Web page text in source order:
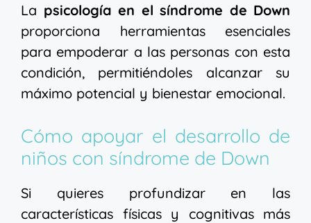
La psicología en el síndrome de Down
proporciona herramientas esenciales
para empoderar a las personas con esta
condición, permitiéndoles alcanzar su
máximo potencial y bienestar emocional.
Cómo apoyar el desarrollo de
niños con síndrome de Down
Si quieres profundizar en las
características físicas y cognitivas más